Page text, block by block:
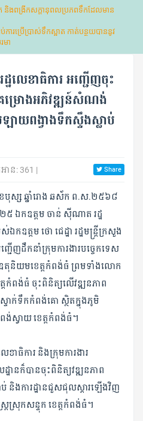
ទឹក និងពង្រីកសក្តានុពលប្រភពទឹកដែលមាន
រប្រើប្រាស់ទឹកស្អាត កាត់បន្ថយបាននូវ
មា
លេខាធិការ អញ្ជើញចុះ
គម្រោងអភិវឌ្ឍន៍សំណង់
ាយពង្វាងទឹកស្ទឹងស្លាប់
ាន: 361 | Share
បុស្ស ឆ្នាំរោង ឆស័ក ព.ស.២៥៦៨
២៥ ឯកឧត្តម ចាន់ ស៊ីណាត រដ្ឋ
កឧត្តម ថោ ជេដ្ឋា រដ្ឋមន្ដ្រីក្រសួង
ញដឹកនាំក្រុមការងារបច្ចេកទេស
តុនិយមខេត្តកំពង់ធំ ព្រមទាំងលោក
ពង់ធំ ចុះពិនិត្យលើវឌ្ឍនភាព
ាក់ទឹកកំពង់គោ ស្ថិតក្នុងភូមិ
ស្វាយ ខេត្តកំពង់ធំ។
ខាធិការ និងក្រុមការងារ
ដ្ឋានក៏បានចុះពិនិត្យវឌ្ឍនភាព
និងការដ្ឋានជួសជុលស្ដារឡើងវិញ
រ្តស្រុកសន្ទុក ខេត្តកំពង់ធំ។